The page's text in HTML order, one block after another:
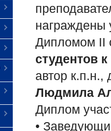
награждены
Дипломом II
студентов
автор
Людмила
Диплом
•